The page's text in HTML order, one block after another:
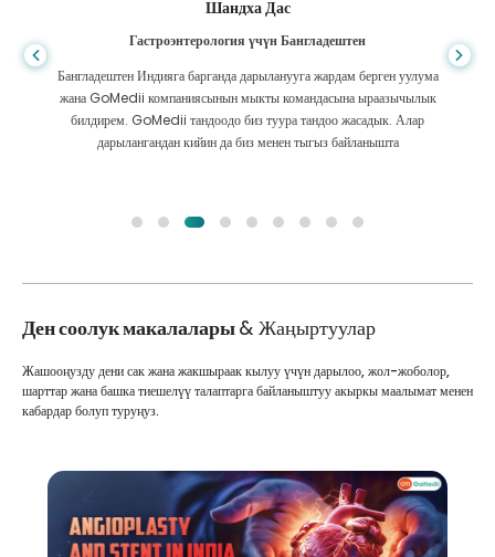
Шандха Дас
Гастроэнтерология үчүн Бангладештен
Бангладештен Индияга барганда дарыланууга жардам берген уулума
жана GoMedii компаниясынын мыкты командасына ыраазычылык
билдирем. GoMedii тандоодо биз туура тандоо жасадык. Алар
дарылангандан кийин да биз менен тыгыз байланышта
Ден соолук макалалары& Жаңыртуулар
Жашооңузду дени сак жана жакшыраак кылуу үчүн дарылоо, жол-жоболор,
шарттар жана башка тиешелүү талаптарга байланыштуу акыркы маалымат менен
кабардар болуп туруңуз.